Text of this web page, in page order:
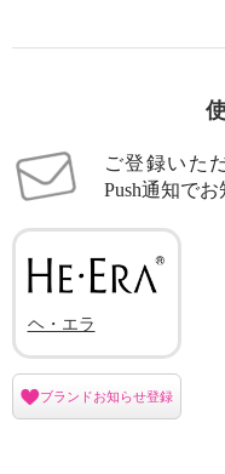
ご登録いた
Push通知でお
ヘ・エラ
ブランドお知らせ登録